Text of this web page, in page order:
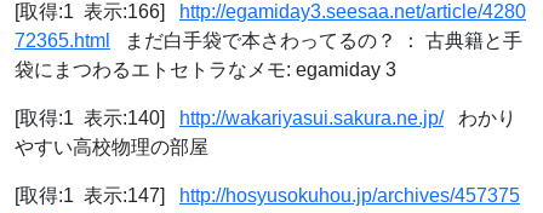
[取得:1 表示:166]
http://egamiday3.seesaa.net/article/4280
72365.html
まだ白手袋で本さわってるの？ ： 古典籍と手
袋にまつわるエトセトラなメモ: egamiday 3
[取得:1 表示:140] http://wakariyasui.sakura.ne.jp/わかり
やすい高校物理の部屋
[取得:1 表示:147]
http://hosyusokuhou.jp/archives/457375